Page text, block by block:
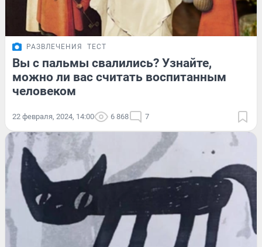
РАЗВЛЕЧЕНИЯ ТЕСТ
Вы с пальмы свалились? Узнайте,
можно ли вас считать воспитанным
человеком
22 февраля, 2024, 14:00 6 868 7